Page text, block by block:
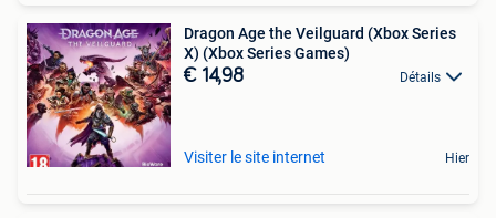
Dragon Age the Veilguard (Xbox Series
X) (Xbox Series Games)
€ 14,98 Détails
Visiter le site internet Hier